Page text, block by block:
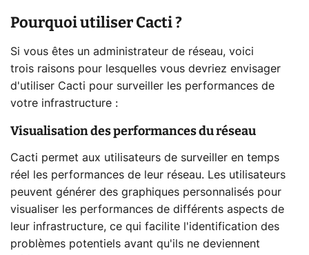
Pourquoi utiliser Cacti ?
Si vous êtes un administrateur de réseau, voici
trois raisons pour lesquelles vous devriez envisager
d'utiliser Cacti pour surveiller les performances de
votre infrastructure :
Visualisation des performances du réseau
Cacti permet aux utilisateurs de surveiller en temps
réel les performances de leur réseau. Les utilisateurs
peuvent générer des graphiques personnalisés pour
visualiser les performances de différents aspects de
leur infrastructure, ce qui facilite l'identification des
problèmes potentiels avant qu'ils ne deviennent